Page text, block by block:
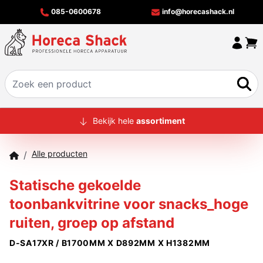
085-0600678 info@horecashack.nl
HOME
MERKEN
OFFERTECHECKER
CONTACT
Bekijk hele assortiment
/ Alle producten
Statische gekoelde
toonbankvitrine voor snacks_hoge
ruiten, groep op afstand
D-SA17XR / B1700MM X D892MM X H1382MM